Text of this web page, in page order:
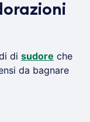
di sudore che
da bagnare